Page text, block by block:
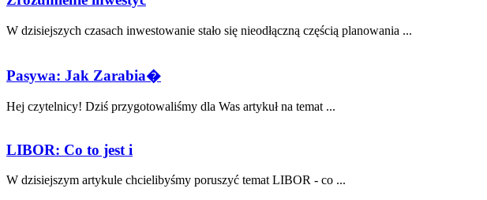
W dzisiejszych ⁢czasach ‌inwestowanie stało się nieodłączną ‍częścią planowania ...
Pasywa: Jak Zarabia�
Hej⁢ czytelnicy! Dziś przygotowaliśmy dla Was ⁢artykuł na⁢ temat⁢ ...
LIBOR: Co to jest i
W dzisiejszym artykule chcielibyśmy⁣ poruszyć temat LIBOR - co⁤ ...